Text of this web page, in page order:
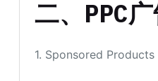
二、PPC
1. Sponsored Products